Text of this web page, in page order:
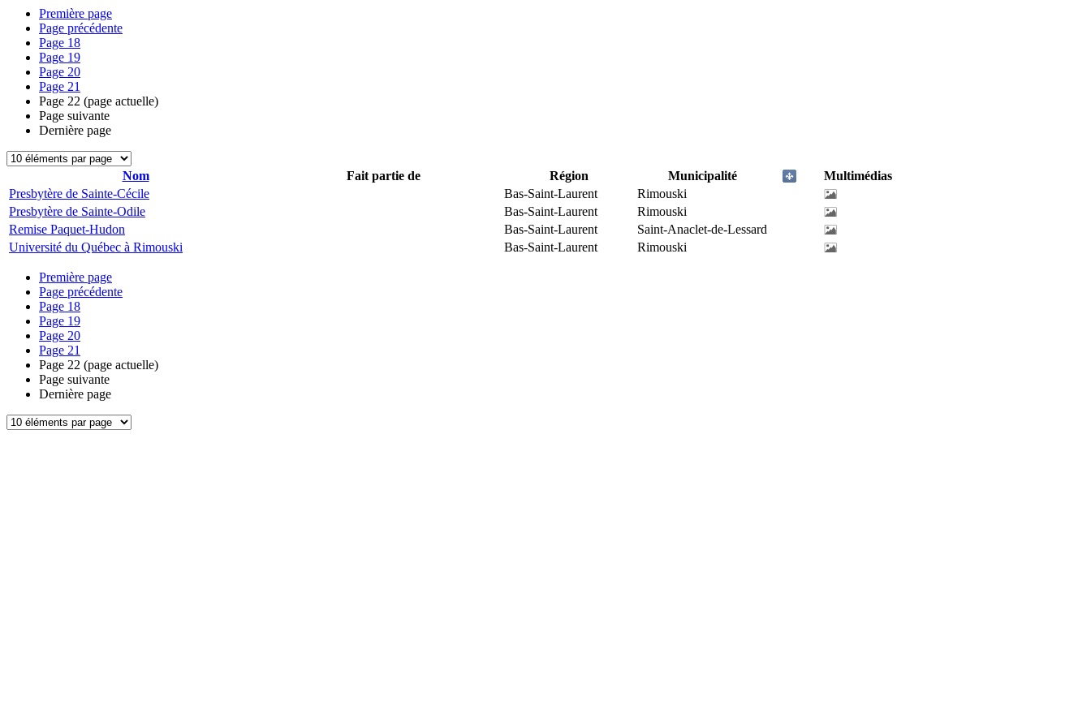
Première page
Page précédente
Page 18
Page 19
Page 20
Page 21
Page 22 (page actuelle)
Page suivante
Dernière page
Nom Fait partie de Région Municipalité
Multimédias
Presbytère de Sainte-Cécile
Bas-Saint-Laurent
Rimouski
Presbytère de Sainte-Odile
Bas-Saint-Laurent
Rimouski
Remise Paquet-Hudon
Bas-Saint-Laurent
Saint-Anaclet-de-Lessard
Université du Québec à Rimouski
Bas-Saint-Laurent Rimouski
Première page
Page précédente
Page 18
Page 19
Page 20
Page 21
Page 22 (page actuelle)
Page suivante
Dernière page